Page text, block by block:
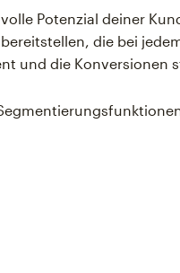
Potenzial deiner
die bei
und die Konversionen